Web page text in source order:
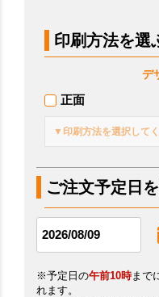
印刷方法を選
デ
正面
▼印刷方法を選択して
ご注文予定日
※予定日の午前10時まで
れます。